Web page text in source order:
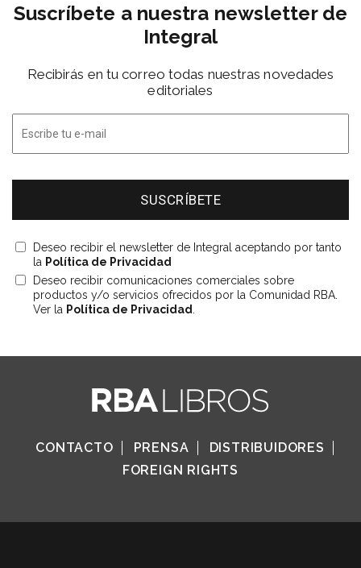
Suscríbete a nuestra newsletter de
Integral
Recibirás en tu correo todas nuestras novedades
editoriales
Deseo recibir el newsletter de Integral aceptando por tanto
la Política de Privacidad
Deseo recibir comunicaciones comerciales sobre
productos y/o servicios ofrecidos por la Comunidad RBA.
Ver la Política de Privacidad
CONTACTO PRENSA
DISTRIBUIDORES
FOREIGN RIGHTS